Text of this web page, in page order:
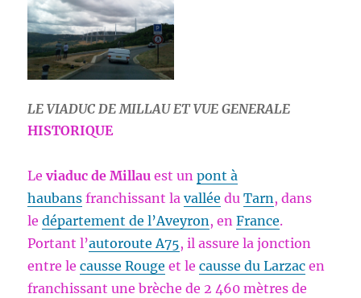
LE VIADUC DE MILLAU ET VUE GENERALE
HISTORIQUE
Leviaduc de Millau est unpont à
haubans franchissant lavallée duTarn, dans
ledépartement de l’Aveyron, enFrance.
Portant l’autoroute A75, il assure la jonction
entre lecausse Rouge et lecausse du Larzac en
franchissant une brèche de 2 460 mètres de